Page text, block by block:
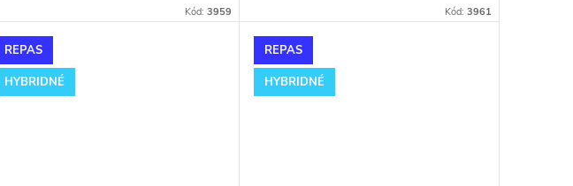
najmä k výkonnostným úpravam ako
Alhambra 1.9TDi 81kW AFN AVG.
Kód: 3959
chiptuning. Pre vozidlá Seat Alhambra
Kód: 3961
REPAS
HYBRIDNÉ
REPAS
HYBRIDNÉ